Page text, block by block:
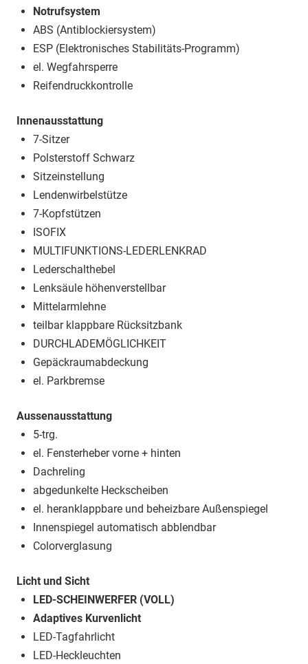
Notrufsystem
ABS (Antiblockiersystem)
ESP (Elektronisches Stabilitäts-Programm)
el. Wegfahrsperre
Reifendruckkontrolle
Innenausstattung
7-Sitzer
Polsterstoff Schwarz
Sitzeinstellung
Lendenwirbelstütze
7-Kopfstützen
ISOFIX
MULTIFUNKTIONS-LEDERLENKRAD
Lederschalthebel
Lenksäule höhenverstellbar
Mittelarmlehne
teilbar klappbare Rücksitzbank
DURCHLADEMÖGLICHKEIT
Gepäckraumabdeckung
el. Parkbremse
Aussenausstattung
5-trg.
el. Fensterheber vorne + hinten
Dachreling
abgedunkelte Heckscheiben
el. heranklappbare und beheizbare Außenspiegel
Innenspiegel automatisch abblendbar
Colorverglasung
Licht und Sicht
LED-SCHEINWERFER (VOLL)
Adaptives Kurvenlicht
LED-Tagfahrlicht
LED-Heckleuchten